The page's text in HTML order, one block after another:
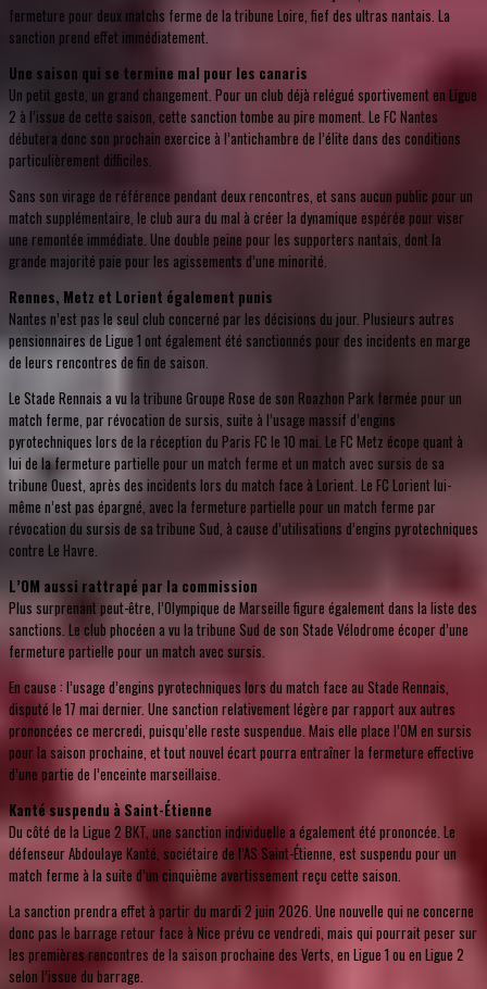
fermeture pour deux matchs ferme de la tribune Loire, fief des ultras nantais. La
sanction prend effet immédiatement.
Une saison qui se termine mal pour les canaris
Un petit geste, un grand changement. Pour un club déjà relégué sportivement en Ligue
2 à l’issue de cette saison, cette sanction tombe au pire moment. Le FC Nantes
débutera donc son prochain exercice à l’antichambre de l’élite dans des conditions
particulièrement difficiles.
Sans son virage de référence pendant deux rencontres, et sans aucun public pour un
match supplémentaire, le club aura du mal à créer la dynamique espérée pour viser
une remontée immédiate. Une double peine pour les supporters nantais, dont la
grande majorité paie pour les agissements d’une minorité.
Rennes, Metz et Lorient également punis
Nantes n’est pas le seul club concerné par les décisions du jour. Plusieurs autres
pensionnaires de Ligue 1 ont également été sanctionnés pour des incidents en marge
de leurs rencontres de fin de saison.
Le Stade Rennais a vu la tribune Groupe Rose de son Roazhon Park fermée pour un
match ferme, par révocation de sursis, suite à l’usage massif d’engins
pyrotechniques lors de la réception du Paris FC le 10 mai. Le FC Metz écope quant à
lui de la fermeture partielle pour un match ferme et un match avec sursis de sa
tribune Ouest, après des incidents lors du match face à Lorient. Le FC Lorient lui-
même n’est pas épargné, avec la fermeture partielle pour un match ferme par
révocation du sursis de sa tribune Sud, à cause d’utilisations d’engins pyrotechniques
contre Le Havre.
L’OM aussi rattrapé par la commission
Plus surprenant peut-être, l’Olympique de Marseille figure également dans la liste des
sanctions. Le club phocéen a vu la tribune Sud de son Stade Vélodrome écoper d’une
fermeture partielle pour un match avec sursis.
En cause : l’usage d’engins pyrotechniques lors du match face au Stade Rennais,
disputé le 17 mai dernier. Une sanction relativement légère par rapport aux autres
prononcées ce mercredi, puisqu’elle reste suspendue. Mais elle place l’OM en sursis
pour la saison prochaine, et tout nouvel écart pourra entraîner la fermeture effective
d’une partie de l’enceinte marseillaise.
Kanté suspendu à Saint-Étienne
Du côté de la Ligue 2 BKT, une sanction individuelle a également été prononcée. Le
défenseur Abdoulaye Kanté, sociétaire de l’AS Saint-Étienne, est suspendu pour un
match ferme à la suite d’un cinquième avertissement reçu cette saison.
La sanction prendra effet à partir du mardi 2 juin 2026. Une nouvelle qui ne concerne
donc pas le barrage retour face à Nice prévu ce vendredi, mais qui pourrait peser sur
les premières rencontres de la saison prochaine des Verts, en Ligue 1 ou en Ligue 2
selon l’issue du barrage.